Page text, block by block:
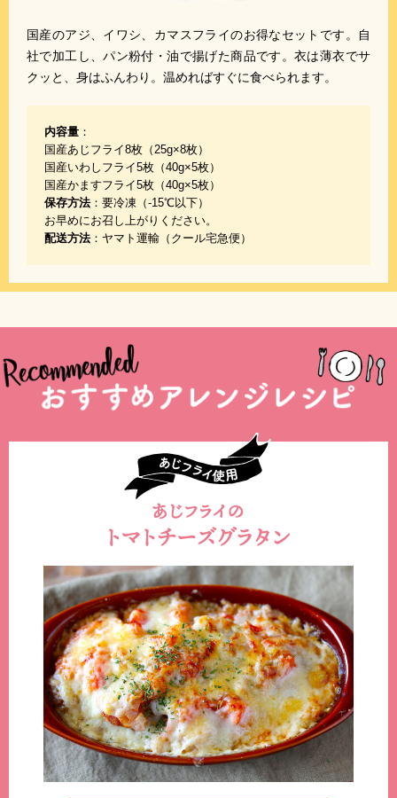
国産のアジ、イワシ、カマスフライのお得なセットです。自
社で加工し、パン粉付・油で揚げた商品です。衣は薄衣でサ
クッと、身はふんわり。温めればすぐに食べられます。
内容量 ：
国産あじフライ8枚（25g×8枚）
国産いわしフライ5枚（40g×5枚）
国産かますフライ5枚（40g×5枚）
保存方法：要冷凍（-15℃以下）
お早めにお召し上がりください。
配送方法：ヤマト運輸（クール宅急便）